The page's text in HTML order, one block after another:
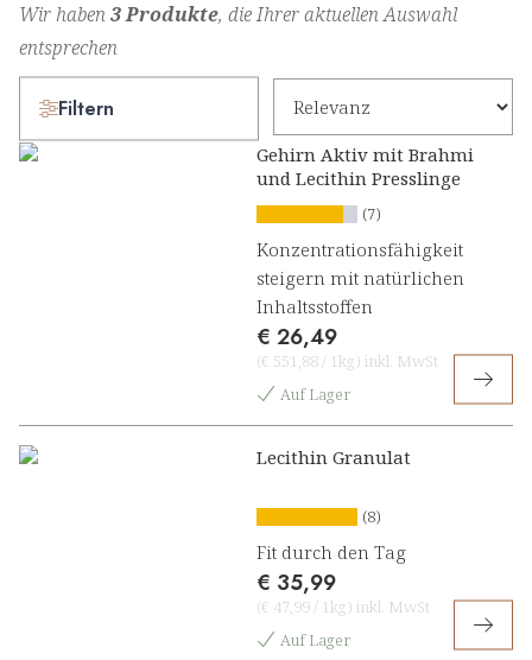
Wir haben3 Produkte, die Ihrer aktuellen Auswahl
entsprechen
Filtern
Gehirn Aktiv mit Brahmi
und Lecithin Presslinge
(7)
Konzentrationsfähigkeit
steigern mit natürlichen
Inhaltsstoffen
€ 26,49
(€ 551,88 / 1kg) inkl. MwSt
Auf Lager
Lecithin Granulat
(8)
Fit durch den Tag
€ 35,99
(€ 47,99 / 1kg) inkl. MwSt
Auf Lager